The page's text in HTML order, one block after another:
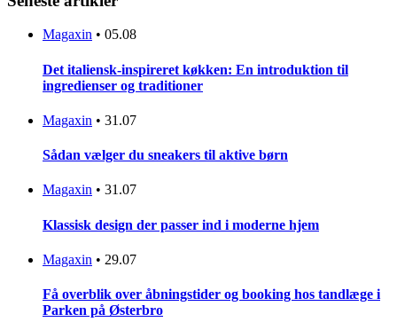
Magaxin • 05.08
Det italiensk-inspireret køkken: En introduktion til
ingredienser og traditioner
Magaxin • 31.07
Sådan vælger du sneakers til aktive børn
Magaxin • 31.07
Klassisk design der passer ind i moderne hjem
Magaxin • 29.07
Få overblik over åbningstider og booking hos tandlæge i
Parken på Østerbro